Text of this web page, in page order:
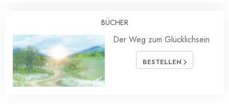
BÜCHER
Der Weg zum Glücklichsein
BESTELLEN